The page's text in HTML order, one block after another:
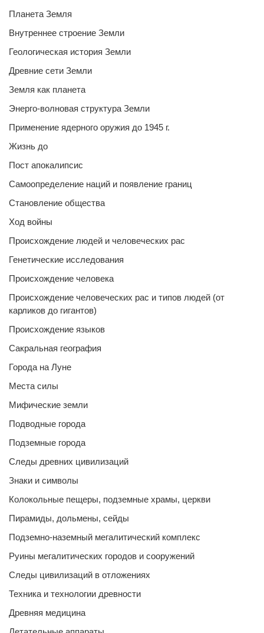
Планета Земля
Внутреннее строение Земли
Геологическая история Земли
Древние сети Земли
Земля как планета
Энерго-волновая структура Земли
Применение ядерного оружия до 1945 г.
Жизнь до
Пост апокалипсис
Самоопределение наций и появление границ
Становление общества
Ход войны
Происхождение людей и человеческих рас
Генетические исследования
Происхождение человека
Происхождение человеческих рас и типов людей (от
карликов до гигантов)
Происхождение языков
Сакральная география
Города на Луне
Места силы
Мифические земли
Подводные города
Подземные города
Следы древних цивилизаций
Знаки и символы
Колокольные пещеры, подземные храмы, церкви
Пирамиды, дольмены, сейды
Подземно-наземный мегалитический комплекс
Руины мегалитических городов и сооружений
Следы цивилизаций в отложениях
Техника и технологии древности
Древняя медицина